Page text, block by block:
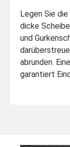
Legen Sie
dicke
und
abrunden.
garantiert